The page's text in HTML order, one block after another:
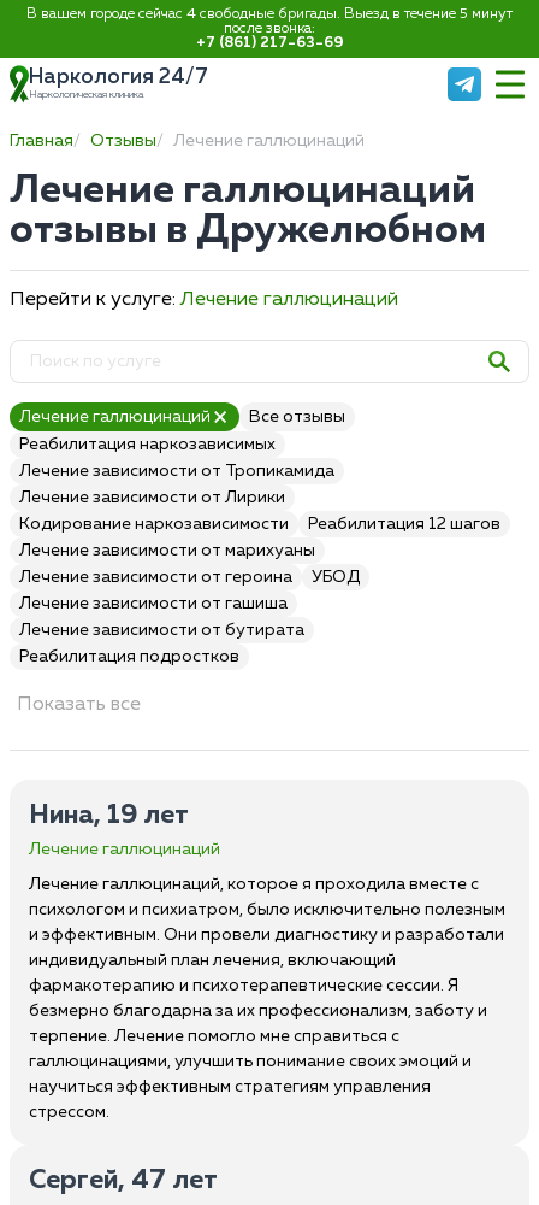
В вашем городе сейчас 4 свободные бригады. Выезд в течение 5 минут
после звонка:
+7 (861) 217-63-69
Наркология 24/7
Наркологическая клиника
Главная Отзывы Лечение галлюцинаций
Лечение галлюцинаций
отзывы в Дружелюбном
Перейти к услуге:Лечение галлюцинаций
Лечение галлюцинаций
Все отзывы
Реабилитация наркозависимых
Лечение зависимости от Тропикамида
Лечение зависимости от Лирики
Кодирование наркозависимости
Реабилитация 12 шагов
Лечение зависимости от марихуаны
Лечение зависимости от героина
УБОД
Лечение зависимости от гашиша
Лечение зависимости от бутирата
Реабилитация подростков
Показать все
Нина, 19 лет
Лечение галлюцинаций
Лечение галлюцинаций, которое я проходила вместе с
психологом и психиатром, было исключительно полезным
и эффективным. Они провели диагностику и разработали
индивидуальный план лечения, включающий
фармакотерапию и психотерапевтические сессии. Я
безмерно благодарна за их профессионализм, заботу и
терпение. Лечение помогло мне справиться с
галлюцинациями, улучшить понимание своих эмоций и
научиться эффективным стратегиям управления
стрессом.
Сергей, 47 лет